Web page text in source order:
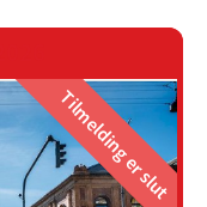
Tilmelding er slut